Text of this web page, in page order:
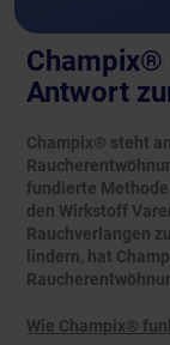
Champix®
Antwort
Champix® steht
fundierte
den Wirkstoff
Rauchverlangen
lindern, hat
Wie Champix®